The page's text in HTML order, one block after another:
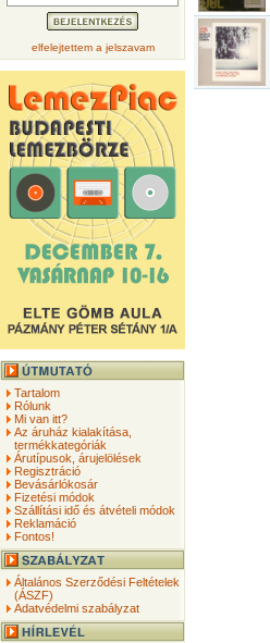
elfelejtettem a jelszavam
Tartalom
Rólunk
Mi van itt?
Az áruház kialakítása,
termékkategóriák
Árutípusok, árujelölések
Regisztráció
Bevásárlókosár
Fizetési módok
Szállítási idő és átvételi módok
Reklamáció
Fontos!
Általános Szerződési Feltételek
(ÁSZF)
Adatvédelmi szabályzat